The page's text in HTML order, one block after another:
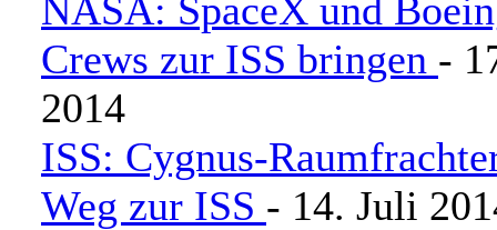
NASA: SpaceX und
Crews zur ISS bringen -
2014
ISS: Cygnus-
Weg zur ISS - 14. Juli